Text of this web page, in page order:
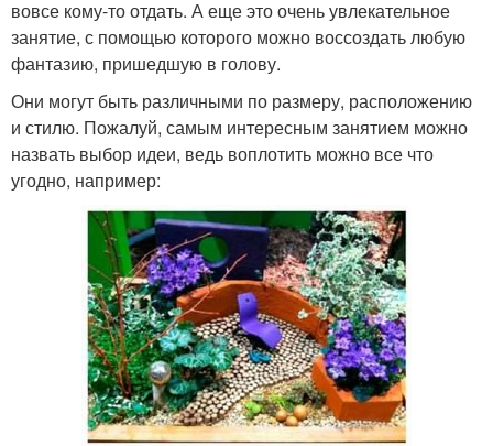
вовсе кому-то отдать. А еще это очень увлекательное
занятие, с помощью которого можно воссоздать любую
фантазию, пришедшую в голову.
Они могут быть различными по размеру, расположению
и стилю. Пожалуй, самым интересным занятием можно
назвать выбор идеи, ведь воплотить можно все что
угодно, например: